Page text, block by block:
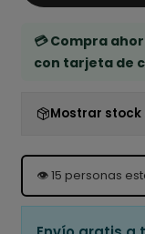
💳 Compra
con tarjeta de
Mostrar stock
👁️15 personas